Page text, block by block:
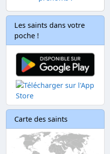
Les saints dans votre
poche !
Carte des saints